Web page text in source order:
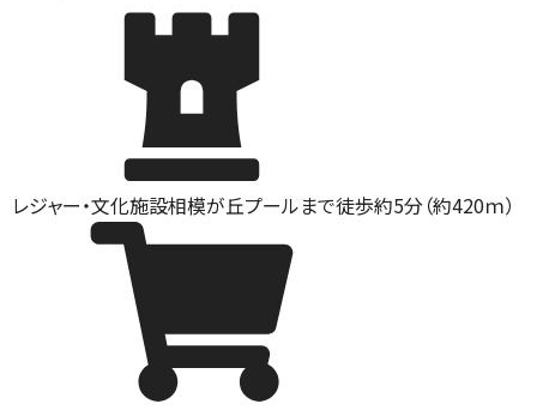
レジャー・文化施設相模が丘プールまで徒歩約5分（約420ｍ）